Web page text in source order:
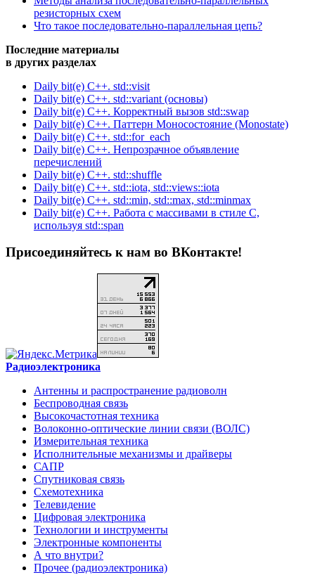
резисторных схем
Что такое последовательно-параллельная цепь?
Последние материалы
в других разделах
Daily bit(e) C++. std::visit
Daily bit(e) C++. std::variant (основы)
Daily bit(e) C++. Корректный вызов std::swap
Daily bit(e) C++. Паттерн Моносостояние (Monostate)
Daily bit(e) C++. std::for_each
Daily bit(e) C++. Непрозрачное объявление
перечислений
Daily bit(e) C++. std::shuffle
Daily bit(e) C++. std::iota, std::views::iota
Daily bit(e) C++. std::min, std::max, std::minmax
Daily bit(e) C++. Работа с массивами в стиле C,
используя std::span
Присоединяйтесь к нам во ВКонтакте!
Радиоэлектроника
Антенны и распространение радиоволн
Беспроводная связь
Высокочастотная техника
Волоконно-оптические линии связи (ВОЛС)
Измерительная техника
Исполнительные механизмы и драйверы
САПР
Спутниковая связь
Схемотехника
Телевидение
Цифровая электроника
Технологии и инструменты
Электронные компоненты
А что внутри?
Прочее (радиоэлектроника)